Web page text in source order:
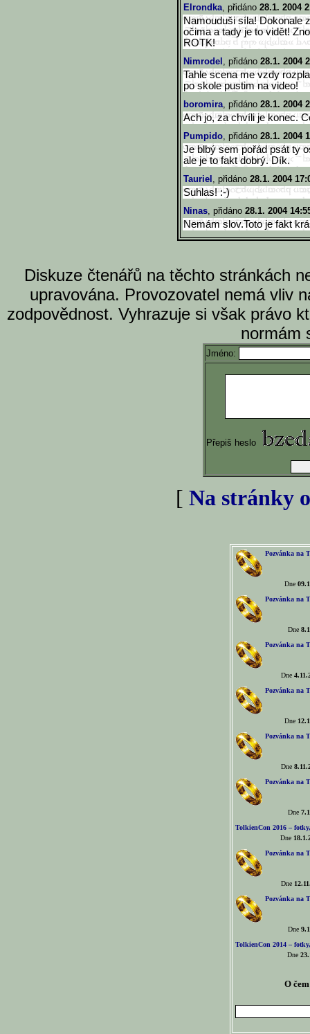
Elrondka, přidáno 28.1. 2004
Namouduši síla! Dokonale
očima a tady je to vidět!
ROTK!
Nimrodel , přidáno 28.1. 2004
Tahle scena me vzdy
po skole pustim na video!
boromira, přidáno 28.1. 2004
Ach jo, za chvíli je konec.
Pumpido, přidáno 28.1. 2004
Je blbý sem pořád psát ty
ale je to fakt dobrý. Dík.
Tauriel , přidáno 28.1. 2004
Suhlas! :-)
Ninas, přidáno 28.1. 2004
Nemám slov.Toto je fakt
Diskuze čtenářů na těchto stránkách
upravována. Provozovatel nemá vliv
zodpovědnost. Vyhrazuje si však právo
normám
Jméno:
Přepiš heslo
[ Na stránky
Pozvánka na
Dne
Pozvánka na
Dne
Pozvánka na
Dne
Pozvánka na
Dne
Pozvánka na
Dne
Pozvánka na
Dne
TolkienCon 2016 –
Dne
Pozvánka na
Dne
Pozvánka na
Dne
TolkienCon 2014 –
Dne
O